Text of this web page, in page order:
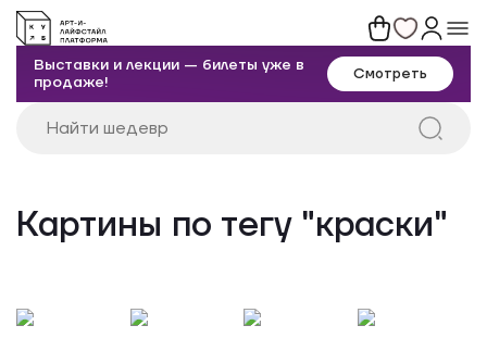
Выставки и лекции — билеты уже в
продаже!
Смотреть
Картины по тегу "краски"